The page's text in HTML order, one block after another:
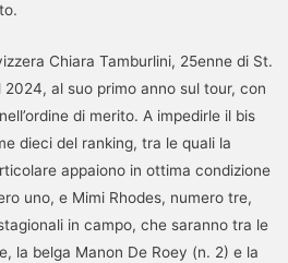
Chiara Tamburlini, 25enne di St.
al suo primo anno sul tour, con
di merito. A impedirle il bis
dieci del ranking, tra le quali la
appaiono in ottima condizione
uno, e Mimi Rhodes, numero tre,
in campo, che saranno tra le
la belga Manon De Roey (n. 2) e la